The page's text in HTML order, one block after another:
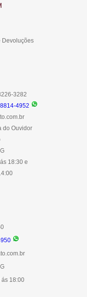
Devoluções
3282
4952
do Ouvidor
18:30 e
ás 18:00